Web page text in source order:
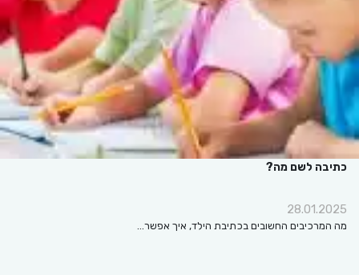
כתיבה לשם מה?
28.01.2025
מה המרכיבים החשובים בכתיבת הילד, איך אפשר…